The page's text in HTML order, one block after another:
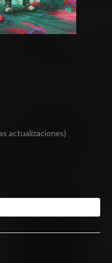
actualizaciones)